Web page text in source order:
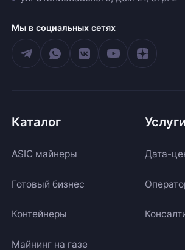
Мы в социальных сетях
Каталог
ASIC майнеры
Готовый бизнес
Контейнеры
Майнинг на газе
Услуги
Дата-